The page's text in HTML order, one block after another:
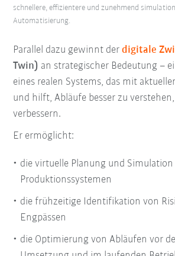
Parallel dazu gewinnt derdigitale
Twin) an strategischer Bedeutung –
eines realen Systems, das mit
und hilft, Abläufe besser zu
verbessern.
Er ermöglicht:
die virtuelle Planung und Simulation
Produktionssystemen
die frühzeitige Identifikation von
Engpässen
die Optimierung von Abläufen vor
schnellere, effizientere und zunehmend
Automatisierung.